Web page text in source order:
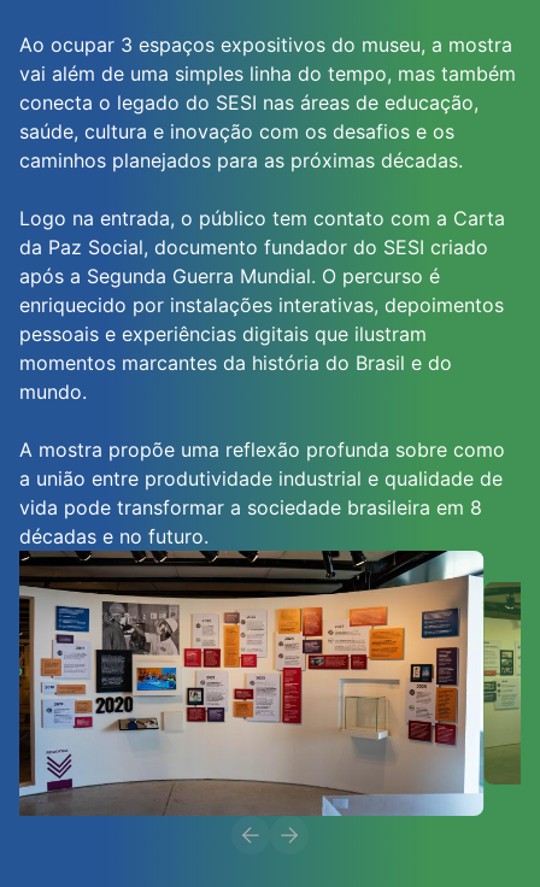
Ao ocupar 3 espaços expositivos do museu, a mostra
vai além de uma simples linha do tempo, mas também
conecta o legado do SESI nas áreas de educação,
saúde, cultura e inovação com os desafios e os
caminhos planejados para as próximas décadas.
Logo na entrada, o público tem contato com a Carta
da Paz Social, documento fundador do SESI criado
após a Segunda Guerra Mundial. O percurso é
enriquecido por instalações interativas, depoimentos
pessoais e experiências digitais que ilustram
momentos marcantes da história do Brasil e do
mundo.
A mostra propõe uma reflexão profunda sobre como
a união entre produtividade industrial e qualidade de
vida pode transformar a sociedade brasileira em 8
décadas e no futuro.